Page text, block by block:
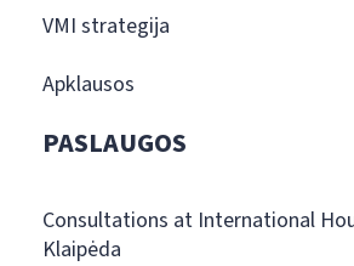
VMI strategija
Apklausos
PASLAUGOS
Consultations at International
Klaipėda